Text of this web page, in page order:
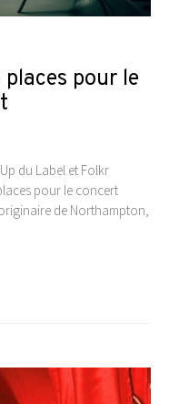
pour le
du Label et Folkr
pour le concert
de Northampton,